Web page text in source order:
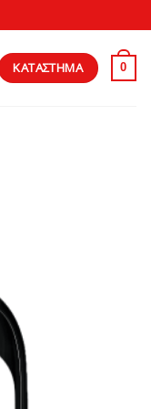
ΚΑΤΑΣΤΗΜΑ 0